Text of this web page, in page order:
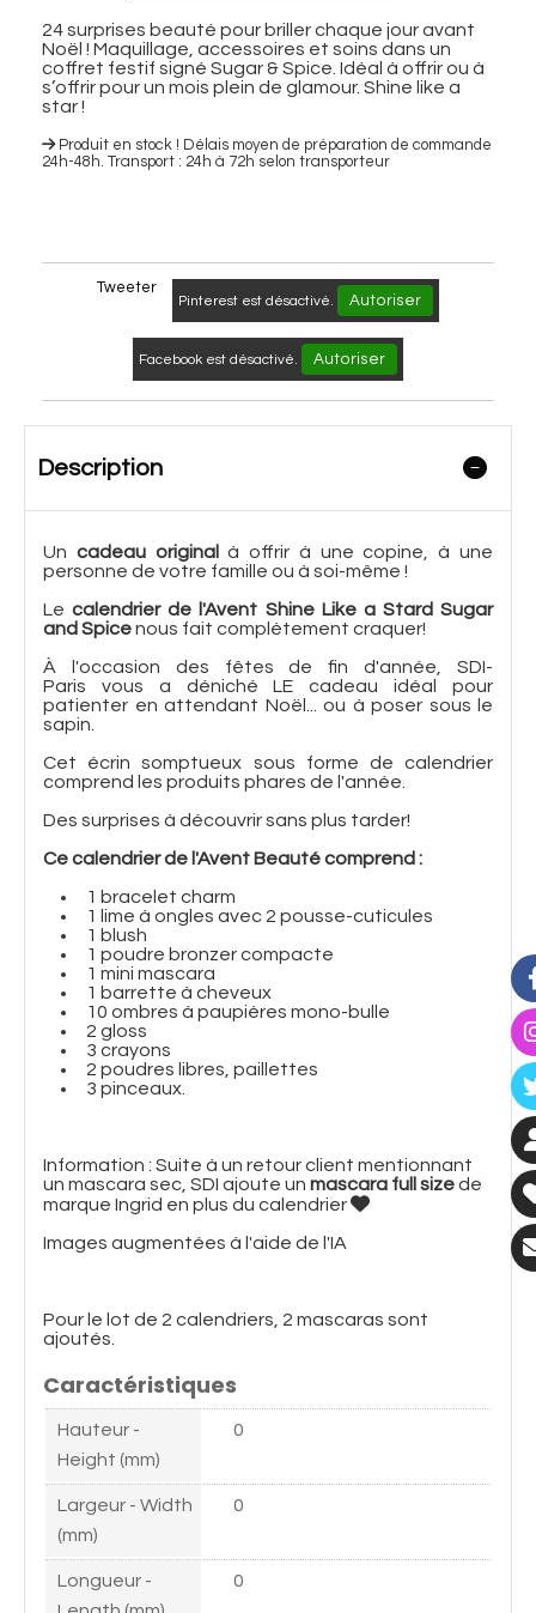
24 surprises beauté pour briller chaque jour avant
Noël ! Maquillage, accessoires et soins dans un
coffret festif signé Sugar & Spice. Idéal à offrir ou à
s’offrir pour un mois plein de glamour. Shine like a
star !
Produit en stock ! Délais moyen de préparation de commande
24h-48h. Transport : 24h à 72h selon transporteur
Tweeter
Pinterest est désactivé. Autoriser
Facebook est désactivé. Autoriser
Description
Un cadeau original
à offrir à une copine, à une
personne de votre famille ou à soi-même !
Lecalendrier de l'Avent Shine Like a Stard Sugar
and Spicenous fait complètement craquer!
À l'occasion des fêtes de fin d'année, SDI-
Paris vous a déniché LE cadeau idéal pour
patienter en attendant Noël... ou à poser sous le
sapin.
Cet écrin somptueux sous forme de calendrier
comprend les produits phares de l'année.
Des surprises à découvrir sans plus tarder!
Ce calendrier de l'Avent Beauté comprend :
1 bracelet charm
1 lime à ongles avec 2 pousse-cuticules
1 blush
1 poudre bronzer compacte
1 mini mascara
1 barrette à cheveux
10 ombres à paupières mono-bulle
2 gloss
3 crayons
2 poudres libres, paillettes
3 pinceaux.
Information : Suite à un retour client mentionnant
un mascara sec, SDI ajoute un mascara full sizede
marque Ingrid en plus du calendrier
Images augmentées à l'aide de l'IA
Pour le lot de 2 calendriers, 2 mascaras sont
ajoutés.
Caractéristiques
Hauteur -
Height (mm)
0
Largeur - Width
(mm)
0
Longueur -
0